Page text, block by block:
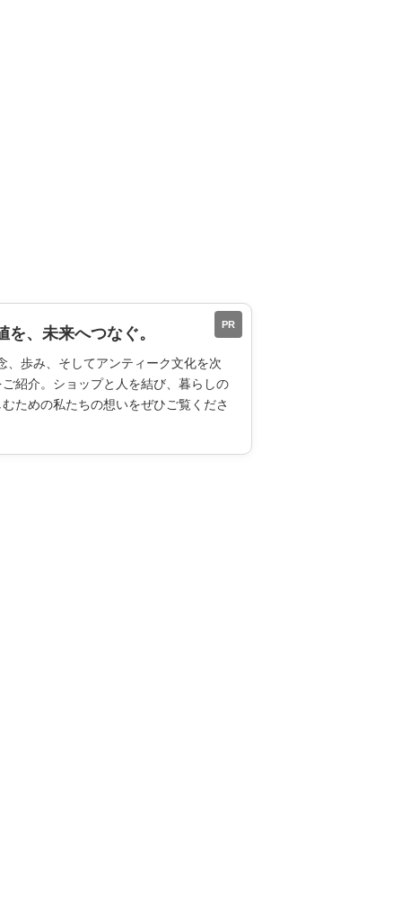
PR
、未来へつなぐ。
、歩み、そしてアンティーク文化を次
紹介。ショップと人を結び、暮らしの
ための私たちの想いをぜひご覧くださ